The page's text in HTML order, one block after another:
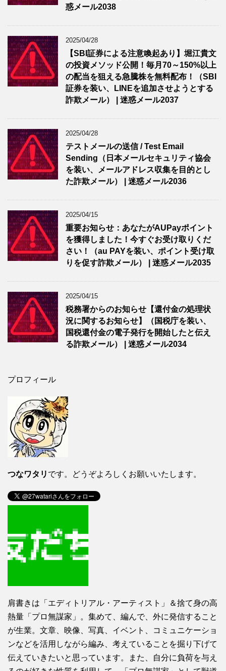
惑メール2038
2025/04/28
【SBI証券による注意喚起あり】堀江貴文
の投資メソッド公開！毎月70～150%以上
の配当を狙える急騰株を無料配布！（SBI
証券を装い、LINEを追加させようとする
詐欺メール） | 迷惑メール2037
2025/04/28
テストメールの送信 / Test Email
Sending（日本メールセキュリティ協会
を装い、メールアドレス収集を目的とし
た詐欺メール） | 迷惑メール2036
2025/04/15
重要お知らせ：あなたがAUPayポイント
を獲得しました！今すぐお受け取りくだ
さい！（au PAYを装い、ポイント受け取
りを促す詐欺メール） | 迷惑メール2035
2025/04/15
税務署からのお知らせ【還付金の処理状
況に関するお知らせ】（国税庁を装い、
国税還付金の電子発行を開始したと伝え
る詐欺メール） | 迷惑メール2034
プロフィール
つなワタリ です。どうぞよろしくお願いいたします。
肩書きは「エディトリアル・アーティスト」＆捨て身の高
熱量「プロ無謀家」。集めて、編んで、外に発信すること
が生業。文章、映像、写真、イベント、コミュニケーショ
ンなどを活用しながら編み、考えていることを掘り下げて
伝えていきたいと思っています。また、自分に負荷を与え